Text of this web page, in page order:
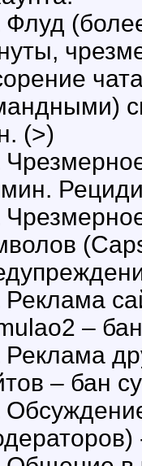
Флуд
(>)
Реклама
–
Реклама
– бан